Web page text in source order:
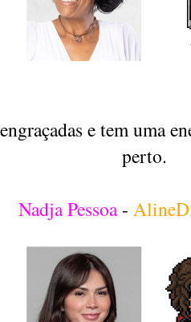
e tem uma
perto.
Nadja Pessoa-